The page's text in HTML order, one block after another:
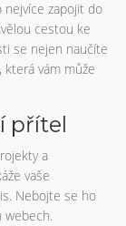
zapojit do
cestou ke
se nejen naučíte
vám může
přítel
a
vaše
Nebojte se ho
webech.